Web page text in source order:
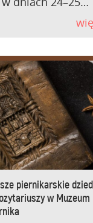
piernikarskie
w Muzeum